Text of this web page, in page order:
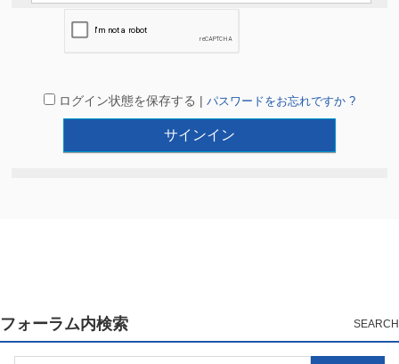
ログイン状態を保存する | パスワードをお忘れですか ?
フォーラム内検索